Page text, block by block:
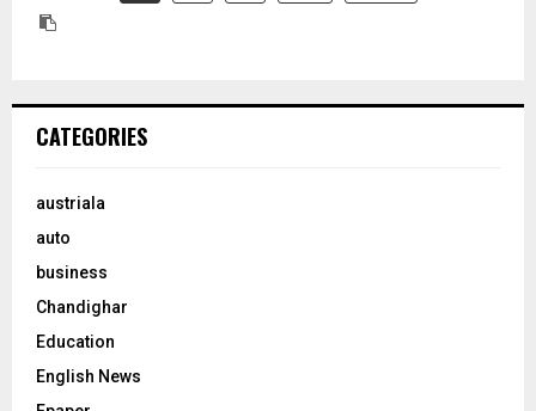
CATEGORIES
austriala
auto
business
Chandighar
Education
English News